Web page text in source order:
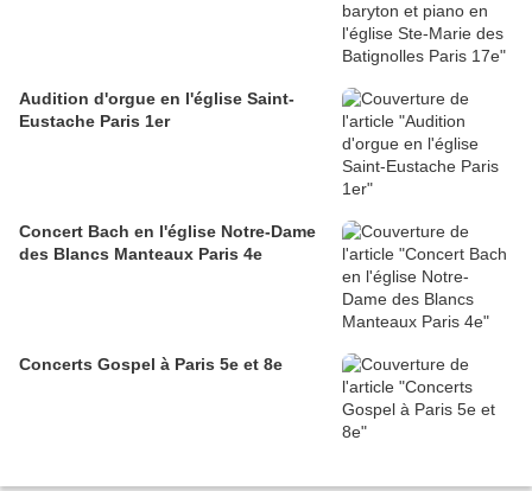
Audition d'orgue en l'église Saint-
Eustache Paris 1er
Concert Bach en l'église Notre-Dame
des Blancs Manteaux Paris 4e
Concerts Gospel à Paris 5e et 8e